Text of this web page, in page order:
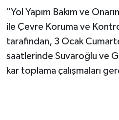
"Yol Yapım Bakım ve
ile Çevre Koruma ve
tarafından, 3 Ocak
saatlerinde Suvaroğlu ve
kar toplama çalışmaları